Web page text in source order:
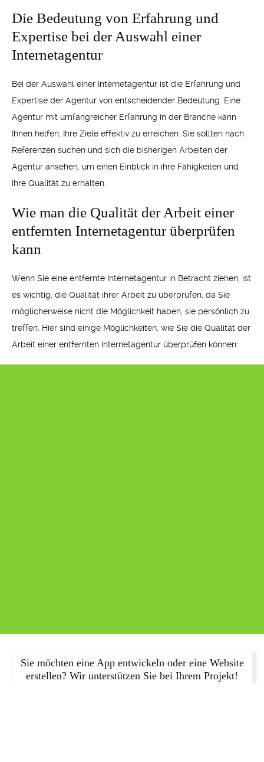
Die Bedeutung von Erfahrung und
Expertise bei der Auswahl einer
Internetagentur
Bei der Auswahl einer Internetagentur ist die Erfahrung und
Expertise der Agentur von entscheidender Bedeutung. Eine
Agentur mit umfangreicher Erfahrung in der Branche kann
Ihnen helfen, Ihre Ziele effektiv zu erreichen. Sie sollten nach
Referenzen suchen und sich die bisherigen Arbeiten der
Agentur ansehen, um einen Einblick in ihre Fähigkeiten und
ihre Qualität zu erhalten.
Wie man die Qualität der Arbeit einer
entfernten Internetagentur überprüfen
kann
Wenn Sie eine entfernte Internetagentur in Betracht ziehen, ist
es wichtig, die Qualität ihrer Arbeit zu überprüfen, da Sie
möglicherweise nicht die Möglichkeit haben, sie persönlich zu
treffen. Hier sind einige Möglichkeiten, wie Sie die Qualität der
Arbeit einer entfernten Internetagentur überprüfen können:
Sie möchten eine App entwickeln oder eine Website
erstellen? Wir unterstützen Sie bei Ihrem Projekt!